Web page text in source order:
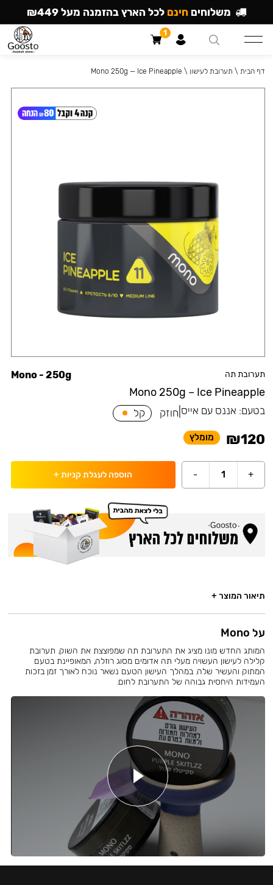
תערובת תה
Mono 250g – Ice Pineapple
Mono - 250g
בטעם: אננס עם אייס חוזק קל
₪120 מומלץ
+
1
- הוספה לעגלת קניות +
דף הבית \ תערובת לעישון \
Mono 250g — Ice Pineapple
תיאור המוצר +
על Mono
המותג החדש מונו מציג את התערובת תה שמפוצצת את השוק. תערובת
קלילה לעישון העשויה מעלי תה אדומים מסוג רוזלה, המאופיינת בטעם
המתוק והעשיר שלה. במהלך העישון הטעם נשאר נוכח לאורך זמן בזכות
העמידות היחסית גבוהה של התערובת לחום.
משלוחים חינם לכל הארץ בהזמנה מעל ₪449
1